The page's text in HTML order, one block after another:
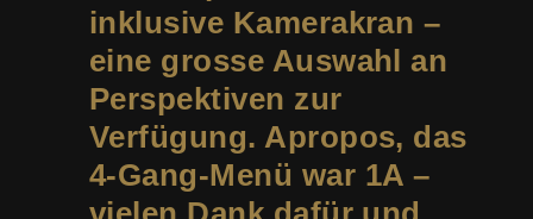
inklusive Kamerakran –
eine grosse Auswahl an
Perspektiven zur
Verfügung. Apropos, das
4-Gang-Menü war 1A –